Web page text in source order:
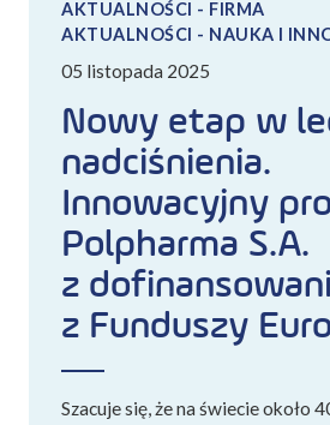
AKTUALNOŚCI - FIRMA
AKTUALNOŚCI - NAUKA I
Nowy etap w
nadciśnienia.
Innowacyjny
Polpharma S.A.
z
z Funduszy
05 listopada 2025
Szacuje się, że na świecie około